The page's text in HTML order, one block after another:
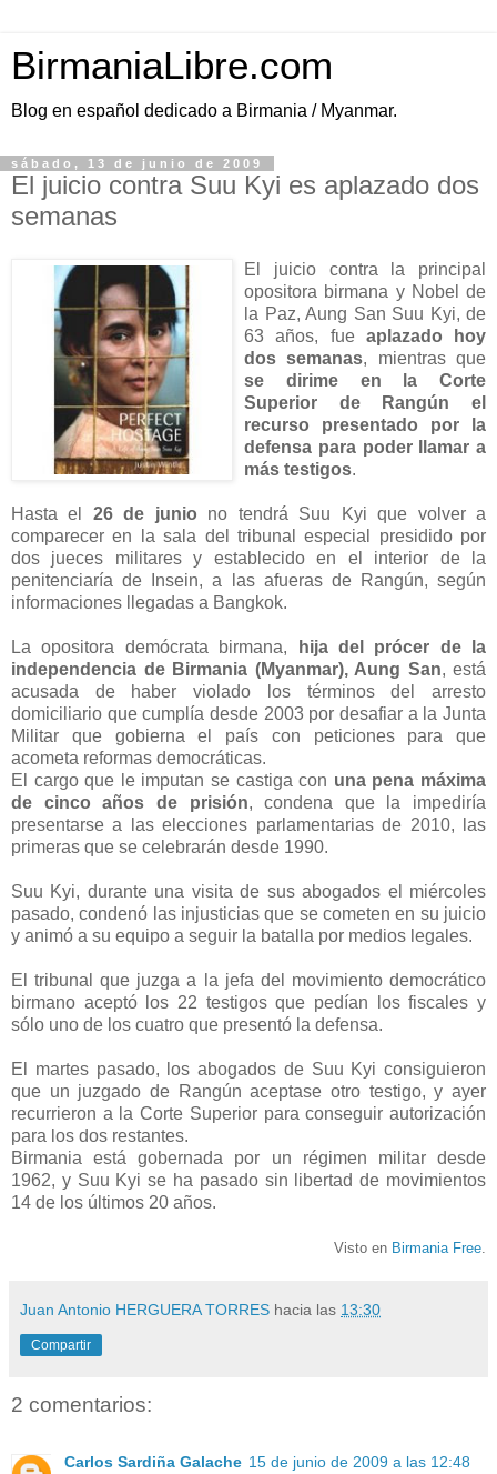
BirmaniaLibre.com
Blog en español dedicado a Birmania / Myanmar.
sábado, 13 de junio de 2009
El juicio contra Suu Kyi es aplazado dos
semanas
El juicio contra la principal
opositora birmana y Nobel de
la Paz, Aung San Suu Kyi, de
63 años, fue aplazado hoy
dos semanas, mientras que
se dirime en la Corte
Superior de Rangún el
recurso presentado por la
defensa para poder llamar a
más testigos.
Hasta el 26 de junio no tendrá Suu Kyi que volver a
comparecer en la sala del tribunal especial presidido por
dos jueces militares y establecido en el interior de la
penitenciaría de Insein, a las afueras de Rangún, según
informaciones llegadas a Bangkok.
La opositora demócrata birmana,
hija del prócer de la
independencia de Birmania (Myanmar), Aung San, está
acusada de haber violado los términos del arresto
domiciliario que cumplía desde 2003 por desafiar a la Junta
Militar que gobierna el país con peticiones para que
acometa reformas democráticas.
El cargo que le imputan se castiga con una pena máxima
de cinco años de prisión, condena que la impediría
presentarse a las elecciones parlamentarias de 2010, las
primeras que se celebrarán desde 1990.
Suu Kyi, durante una visita de sus abogados el miércoles
pasado, condenó las injusticias que se cometen en su juicio
y animó a su equipo a seguir la batalla por medios legales.
El tribunal que juzga a la jefa del movimiento democrático
birmano aceptó los 22 testigos que pedían los fiscales y
sólo uno de los cuatro que presentó la defensa.
El martes pasado, los abogados de Suu Kyi consiguieron
que un juzgado de Rangún aceptase otro testigo, y ayer
recurrieron a la Corte Superior para conseguir autorización
para los dos restantes.
Birmania está gobernada por un régimen militar desde
1962, y Suu Kyi se ha pasado sin libertad de movimientos
14 de los últimos 20 años.
Visto en Birmania Free
Juan Antonio HERGUERA TORRES hacia las 13:30
Compartir
2 comentarios:
Carlos Sardiña Galache 15 de junio de 2009 a las 12:48